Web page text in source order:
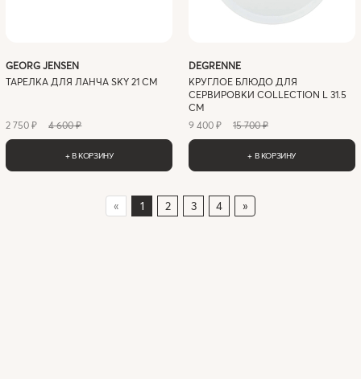
GEORG JENSEN
ТАРЕЛКА ДЛЯ ЛАНЧА SKY 21 СМ
2 750 ₽ 4 600 ₽
+ В КОРЗИНУ
DEGRENNE
КРУГЛОЕ БЛЮДО ДЛЯ
СЕРВИРОВКИ COLLECTION L 31.5
СМ
9 400 ₽
15 700 ₽
+ В КОРЗИНУ
« 1 2 3 4 »